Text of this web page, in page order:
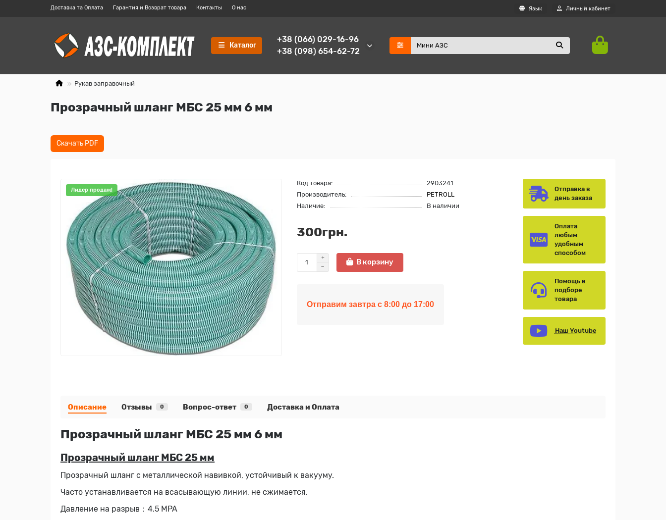
Доставка та Оплата Гарантия и Возврат товара Контакты О нас Язык Личный кабинет
Каталог
+38 (066) 029-16-96
+38 (098) 654-62-72
Рукав заправочный
Прозрачный шланг МБС 25 мм 6 мм
Скачать PDF
Лидер продаж!
Код товара:
2903241
Производитель:
PETROLL
Наличие:
В наличии
300грн.
В корзину
Отправим завтра с 8:00 до 17:00
Отправка в
день заказа
Оплата
любым
удобным
способом
Помощь в
подборе
товара
Наш Youtube
Описание Отзывы 0 Вопрос-ответ 0 Доставка и Оплата
Прозрачный шланг МБС 25 мм 6 мм
Прозрачный шланг МБС 25 мм
Прозрачный шланг с металлической навивкой, устойчивый к вакууму.
Часто устанавливается на всасывающую линии, не сжимается.
Давление на разрыв：4.5 MPA